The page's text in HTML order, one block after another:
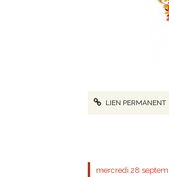
LIEN PERMANENT
mercredi 28